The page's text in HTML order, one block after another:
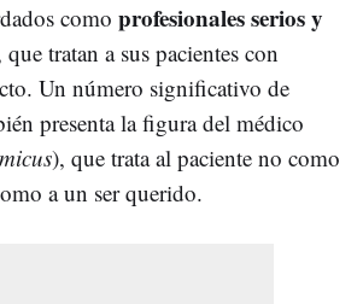
como profesionales serios y
que tratan a sus pacientes con
Un número significativo de
presenta la figura del médico
), que trata al paciente no como
a un ser querido.